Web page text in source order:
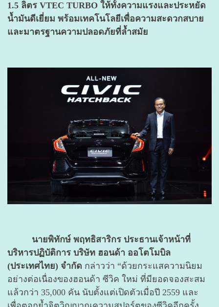
1.5 ลิตร VTEC TURBO ให้ทั้งความแรงและประหยัด
น้ำมันดีเยี่ยม พร้อมเทคโนโลยีเพื่อความสะดวกสบาย
และมาตรฐานความปลอดภัยที่ล้ำสมัย
นายพิทักษ์ พฤทธิสาริกร ประธานเจ้าหน้าที่
บริหารปฏิบัติการ บริษัท ฮอนด้า ออโตโมบิล
(ประเทศไทย) จำกัด กล่าวว่า “ด้วยกระแสความนิยม
อย่างต่อเนื่องของฮอนด้า ซีวิค ใหม่ ที่มียอดจองสะสม
แล้วกว่า 35,000 คัน นับตั้งแต่เปิดตัวเมื่อปี 2559 และ